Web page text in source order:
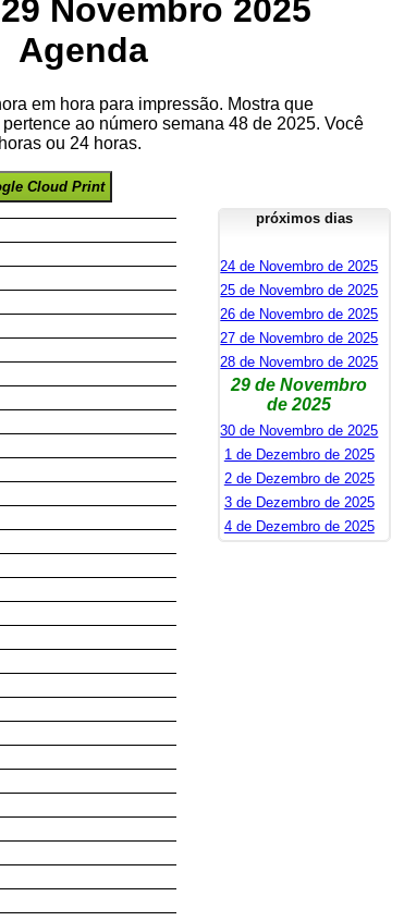
Novembro 2025
Agenda
em hora para impressão. Mostra que
ao número semana 48 de 2025. Você
ou 24 horas.
Cloud Print
próximos dias
24 de Novembro de 2025
25 de Novembro de 2025
26 de Novembro de 2025
27 de Novembro de 2025
28 de Novembro de 2025
29 de Novembro
de 2025
30 de Novembro de 2025
1 de Dezembro de 2025
2 de Dezembro de 2025
3 de Dezembro de 2025
4 de Dezembro de 2025